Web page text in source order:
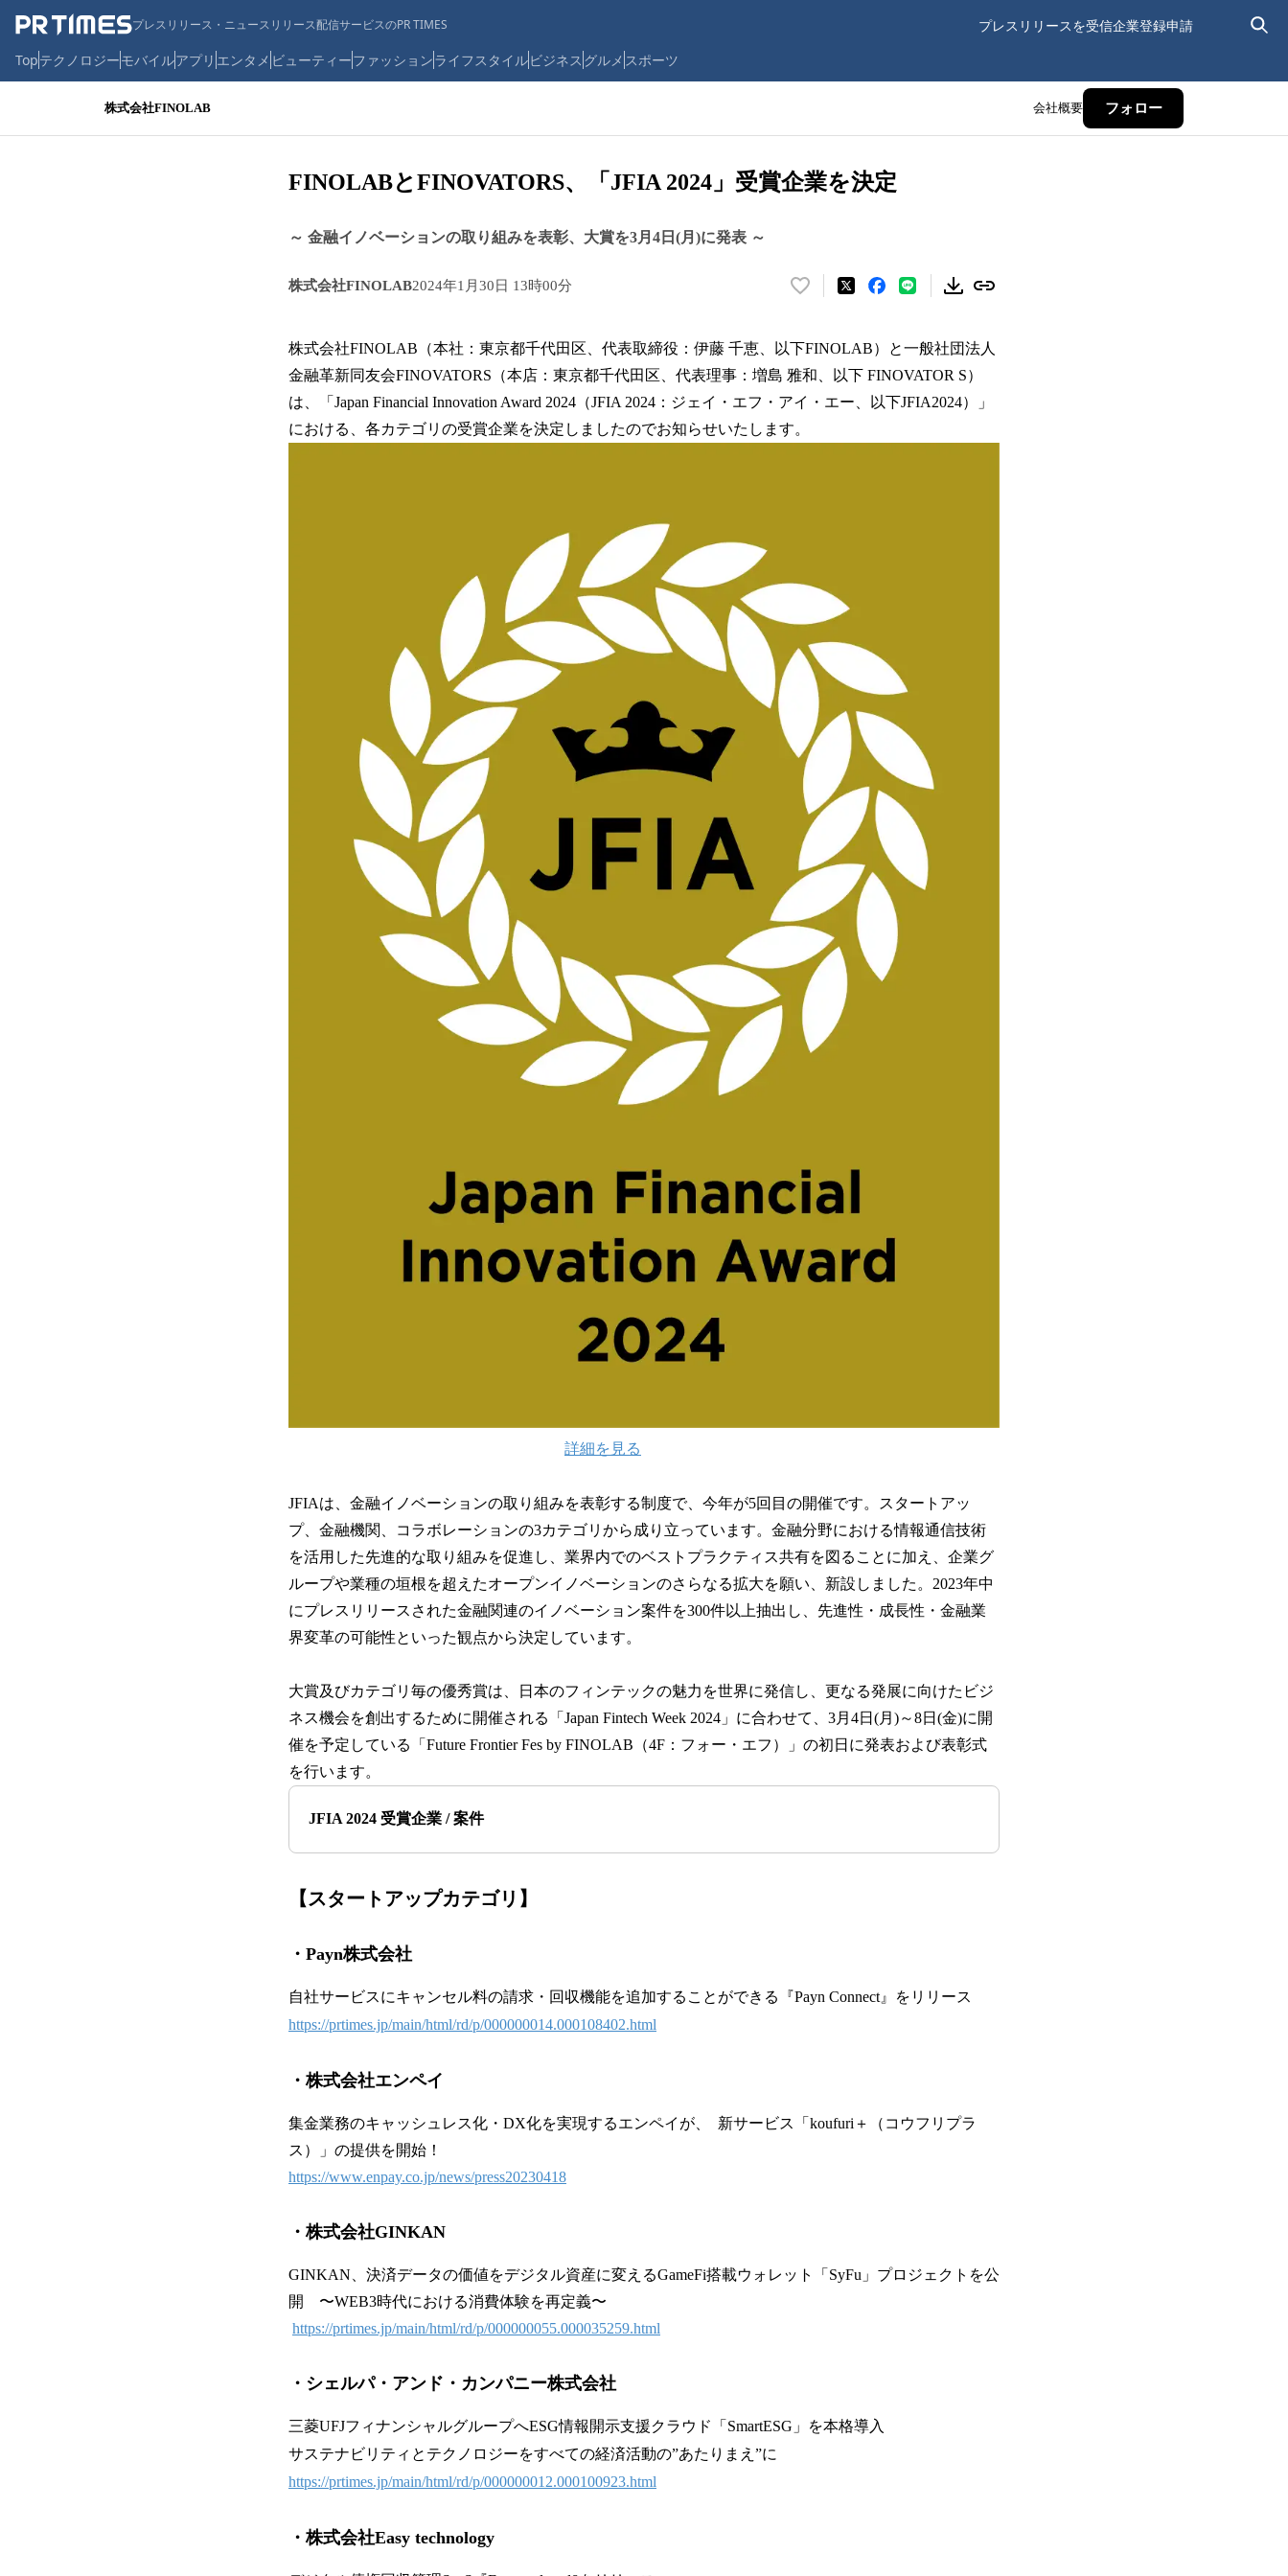
プレスリリース・ニュースリリース配信サービスのPR TIMES プレスリリースを受信企業登録申請
Topテクノロジーモバイルアプリ エンタメ ビューティーファッションライフスタイルビジネス グルメ スポーツ
株式会社FINOLAB 会社概要 フォロー
FINOLABとFINOVATORS、「JFIA 2024」受賞企業を決定
～ 金融イノベーションの取り組みを表彰、大賞を3月4日(月)に発表 ～
株式会社FINOLAB2024年1月30日 13時00分
い
！
数
を
株式会社FINOLAB（本社：東京都千代田区、代表取締役：伊藤 千恵、以下FINOLAB）と一般社団法人
金融革新同友会FINOVATORS（本店：東京都千代田区、代表理事：増島 雅和、以下 FINOVATOR S）
は、「Japan Financial Innovation Award 2024（JFIA 2024：ジェイ・エフ・アイ・エー、以下JFIA2024）」
における、各カテゴリの受賞企業を決定しましたのでお知らせいたします。
詳細を見る
JFIAは、金融イノベーションの取り組みを表彰する制度で、今年が5回目の開催です。スタートアッ
プ、金融機関、コラボレーションの3カテゴリから成り立っています。金融分野における情報通信技術
を活用した先進的な取り組みを促進し、業界内でのベストプラクティス共有を図ることに加え、企業グ
ループや業種の垣根を超えたオープンイノベーションのさらなる拡大を願い、新設しました。2023年中
にプレスリリースされた金融関連のイノベーション案件を300件以上抽出し、先進性・成長性・金融業
界変革の可能性といった観点から決定しています。
大賞及びカテゴリ毎の優秀賞は、日本のフィンテックの魅力を世界に発信し、更なる発展に向けたビジ
ネス機会を創出するために開催される「Japan Fintech Week 2024」に合わせて、3月4日(月)～8日(金)に開
催を予定している「Future Frontier Fes by FINOLAB（4F：フォー・エフ）」の初日に発表および表彰式
を行います。
JFIA 2024 受賞企業 / 案件
【 スタートアップカテゴリ 】
・Payn株式会社
自社サービスにキャンセル料の請求・回収機能を追加することができる『Payn Connect』をリリース
https://prtimes.jp/main/html/rd/p/000000014.000108402.html
・株式会社エンペイ
集金業務のキャッシュレス化・DX化を実現するエンペイが、 新サービス「koufuri＋（コウフリプラ
ス）」の提供を開始！
https://www.enpay.co.jp/news/press20230418
・株式会社GINKAN
GINKAN、決済データの価値をデジタル資産に変えるGameFi搭載ウォレット「SyFu」プロジェクトを公
開 〜WEB3時代における消費体験を再定義〜
https://prtimes.jp/main/html/rd/p/000000055.000035259.html
・シェルパ・アンド・カンパニー株式会社
三菱UFJフィナンシャルグループへESG情報開示支援クラウド「SmartESG」を本格導入
サステナビリティとテクノロジーをすべての経済活動の”あたりまえ”に
https://prtimes.jp/main/html/rd/p/000000012.000100923.html
・株式会社Easy technology